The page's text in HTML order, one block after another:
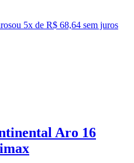
ou 5x de R$ 68,64 sem juros
Aro 16